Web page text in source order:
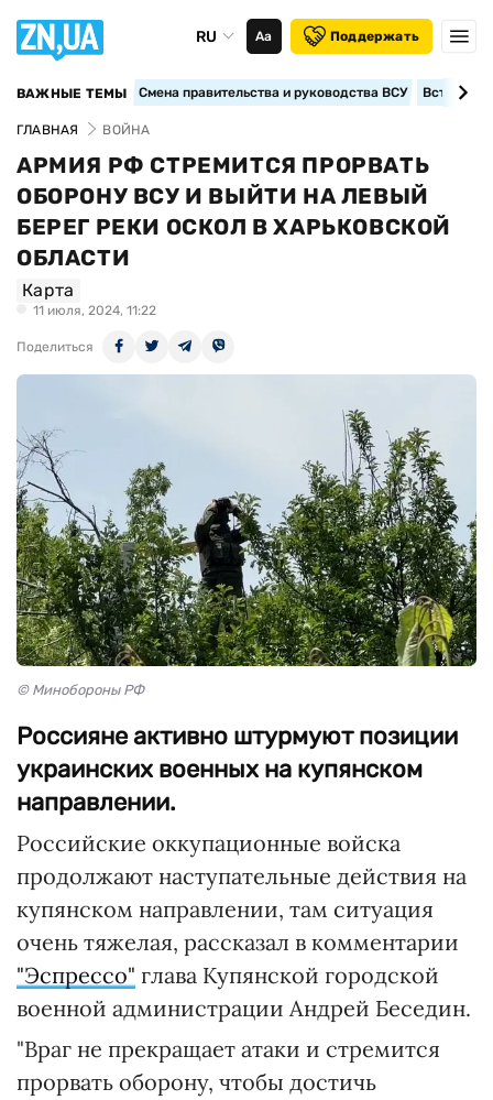
RU Аа Поддержать
ВАЖНЫЕ ТЕМЫ Смена правительства и руководства ВСУ
ГЛАВНАЯ ВОЙНА
АРМИЯ РФ СТРЕМИТСЯ ПРОРВАТЬ
ОБОРОНУ ВСУ И ВЫЙТИ НА ЛЕВЫЙ
БЕРЕГ РЕКИ ОСКОЛ В ХАРЬКОВСКОЙ
ОБЛАСТИ
Карта
11 июля, 2024, 11:22
Поделиться
© Минобороны РФ
Россияне активно штурмуют позиции
украинских военных на купянском
направлении.
Российские оккупационные войска
продолжают наступательные действия на
купянском направлении, там ситуация
очень тяжелая, рассказал в комментарии
"Эспрессо" глава Купянской городской
военной администрации Андрей Беседин.
"Враг не прекращает атаки и стремится
прорвать оборону, чтобы достичь